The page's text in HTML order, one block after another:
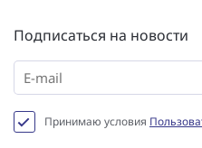
Подписаться на новости
Принимаю условия